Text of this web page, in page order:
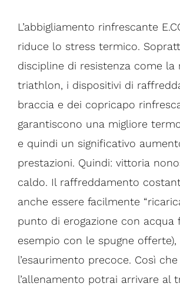
L’abbigliamento rinfrescante
riduce lo stress termico.
discipline di resistenza come la
triathlon, i dispositivi di
braccia e dei copricapo
garantiscono una migliore
e quindi un significativo
prestazioni. Quindi: vittoria
caldo. Il raffreddamento
anche essere facilmente
punto di erogazione con acqua
esempio con le spugne
l’esaurimento precoce. Così
l’allenamento potrai arrivare al